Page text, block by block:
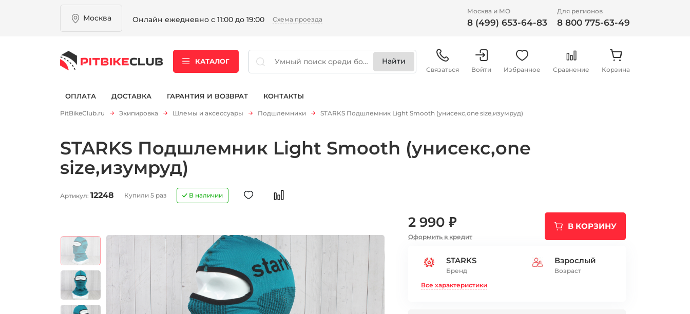
Москва Онлайн ежедневно с 11:00 до 19:00 Схема проезда
Москва и МО
8 (499) 653-64-83
Для регионов
8 800 775-63-49
КАТАЛОГ
Связаться Войти Избранное Сравнение Корзина
ОПЛАТА ДОСТАВКА ГАРАНТИЯ И ВОЗВРАТ КОНТАКТЫ
PitBikeClub.ru Экипировка Шлемы и аксессуары Подшлемники STARKS Подшлемник Light Smooth (унисекс,one size,изумруд)
STARKS Подшлемник Light Smooth (унисекс,one
size,изумруд)
Артикул: 12248 Купили 5 раз В наличии
2 990 ₽
Оформить в кредит
В КОРЗИНУ
STARKS
Бренд
Взрослый
Возраст
Все характеристики